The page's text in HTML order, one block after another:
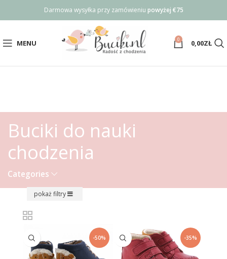
Darmowa wysyłka przy zamówieniu powyżej €75
MENU 0 0,00ZŁ
Buciki do nauki
chodzenia
Categories
pokaż filtry
-50% -35%